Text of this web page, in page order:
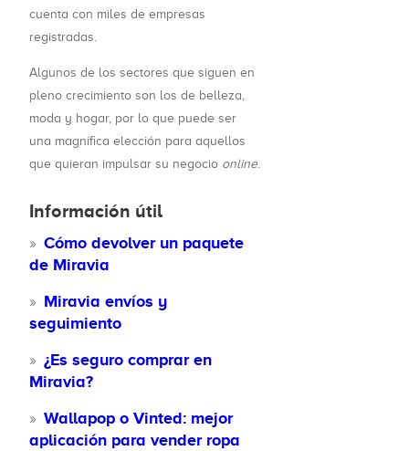
cuenta con miles de empresas
registradas.
Algunos de los sectores que siguen en
pleno crecimiento son los de belleza,
moda y hogar, por lo que puede ser
una magnífica elección para aquellos
que quieran impulsar su negocio online.
Información útil
Cómo devolver un paquete
de Miravia
Miravia envíos y
seguimiento
¿Es seguro comprar en
Miravia?
Wallapop o Vinted: mejor
aplicación para vender ropa